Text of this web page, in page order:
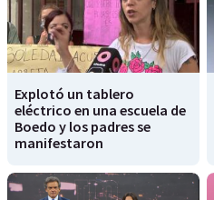
Explotó un tablero
eléctrico en una escuela de
Boedo y los padres se
manifestaron